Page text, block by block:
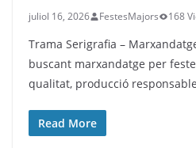
juliol 16, 2026 FestesMajors 168
Trama Serigrafia –
buscant marxandatge per
qualitat, producció
Read More